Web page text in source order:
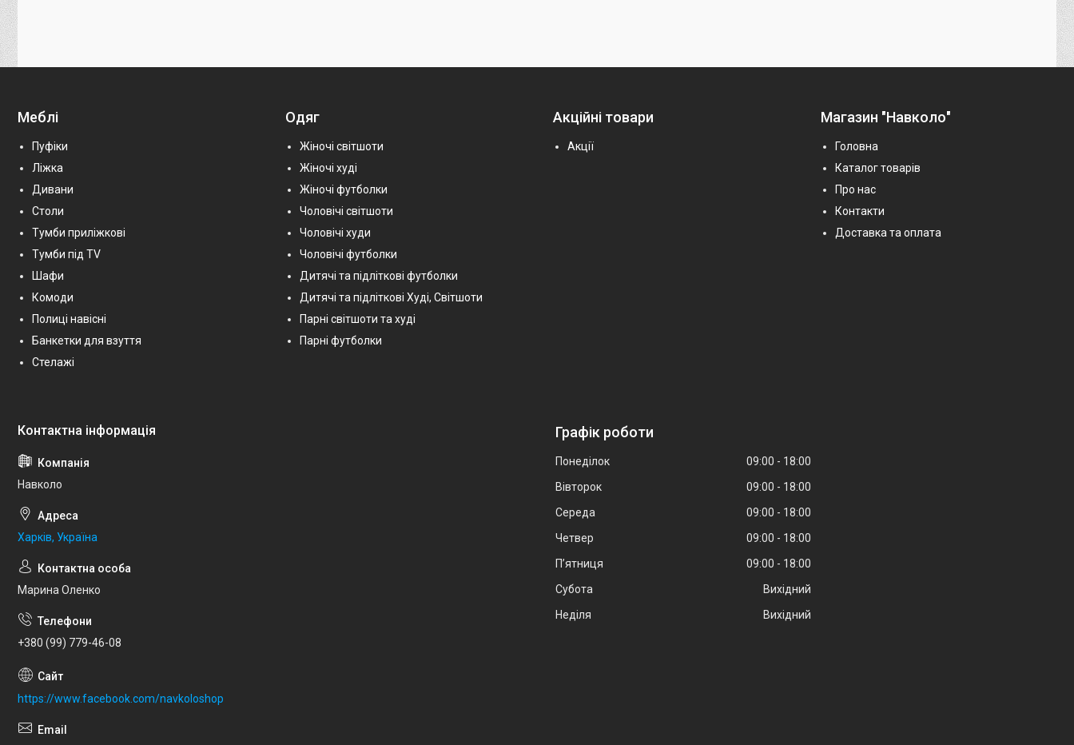
Меблі
Пуфіки
Ліжка
Дивани
Столи
Тумби приліжкові
Тумби під TV
Шафи
Комоди
Полиці навісні
Банкетки для взуття
Стелажі
Одяг
Жіночі світшоти
Жіночі худі
Жіночі футболки
Чоловічі світшоти
Чоловічі худи
Чоловічі футболки
Дитячі та підліткові футболки
Дитячі та підліткові Худі, Світшоти
Парні світшоти та худі
Парні футболки
Акційні товари
Акції
Магазин "Навколо"
Головна
Каталог товарів
Про нас
Контакти
Доставка та оплата
Навколо
Харків, Україна
Марина Оленко
+380 (99) 779-46-08
https://www.facebook.com/navkoloshop
Графік роботи
Понеділок 09:00
18:00
Вівторок
09:00
18:00
Середа
09:00
18:00
Четвер
09:00
18:00
Пʼятниця
09:00
18:00
Субота
Вихідний
Неділя
Вихідний